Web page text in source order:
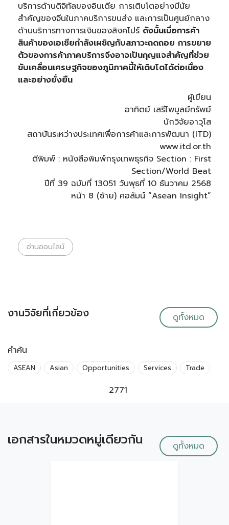
บริการด้านดิจิทัลของอินเดีย การเติบโตอย่างมีนัย
สำคัญของจีนในภาคบริการขนส่ง และการเป็นศูนย์กลาง
ด้านบริการทางการเงินของสิงคโปร์ ดังนั้นเมื่อการค้า
สินค้าของเอเชียกำลังเผชิญกับสภาวะถดถอย การขยาย
ตัวของการค้าภาคบริการจึงอาจเป็นกุญแจสำคัญที่ช่วย
ขับเคลื่อนเศรษฐกิจของภูมิภาคนี้ให้เติบโตได้ต่อเนื่อง
และอย่างยั่งยืน
ผู้เขียน
อาทิตย์ เสรีไพบูลย์ทรัพย์
นักวิจัยอาวุโส
สถาบันระหว่างประเทศเพื่อการค้าและการพัฒนา (ITD)
www.itd.or.th
ตีพิมพ์ : หนังสือพิมพ์กรุงเทพธุรกิจ Section : First
Section/World Beat
ปีที่ 39 ฉบับที่ 13051 วันพุธที่ 10 ธันวาคม 2568
หน้า 8 (ซ้าย) คอลัมน์ “Asean Insight”
อ่านออนไลน์
งานวิจัยที่เกี่ยวข้อง ดูทั้งหมด
คำค้น
ASEAN Asian Opportunities Services Trade
2771
เอกสารในหมวดหมู่เดียวกัน ดูทั้งหมด